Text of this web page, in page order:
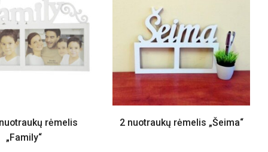
rėmelis
„Family“
2 nuotraukų rėmelis „Šeima“